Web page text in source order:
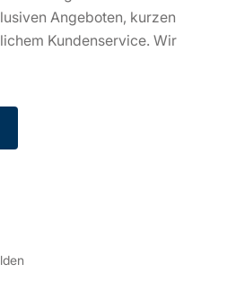
Angeboten, kurzen
Kundenservice. Wir